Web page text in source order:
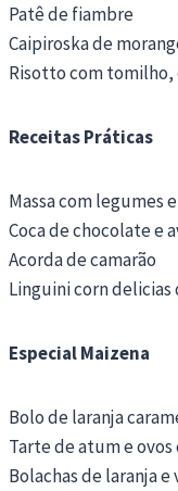
Patê de fiambre
Caipiroska de
Risotto com
Receitas Práticas
Massa com legumes
Coca de chocolate e
Acorda de camarão
Linguini corn delicias
Especial Maizena
Bolo de laranja
Tarte de atum e ovos
Bolachas de laranja e